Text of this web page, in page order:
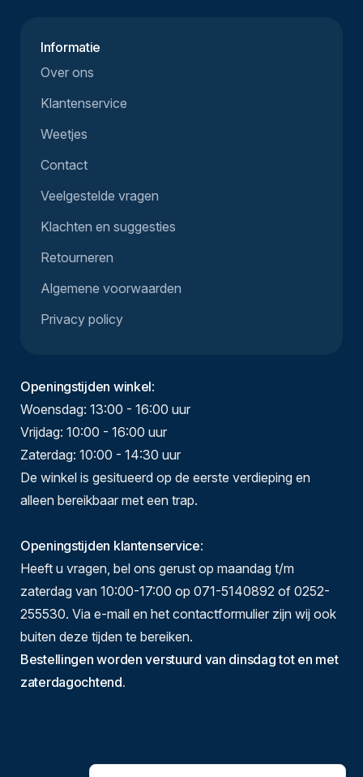
Informatie
Over ons
Klantenservice
Weetjes
Contact
Veelgestelde vragen
Klachten en suggesties
Retourneren
Algemene voorwaarden
Privacy policy
Openingstijden winkel:
Woensdag: 13:00 - 16:00 uur
Vrijdag: 10:00 - 16:00 uur
Zaterdag: 10:00 - 14:30 uur
De winkel is gesitueerd op de eerste verdieping en
alleen bereikbaar met een trap.
Openingstijden klantenservice:
Heeft u vragen, bel ons gerust op maandag t/m
zaterdag van 10:00-17:00 op 071-5140892 of 0252-
255530. Via e-mail en het contactformulier zijn wij ook
buiten deze tijden te bereiken.
Bestellingen worden verstuurd van dinsdag tot en met
zaterdagochtend.